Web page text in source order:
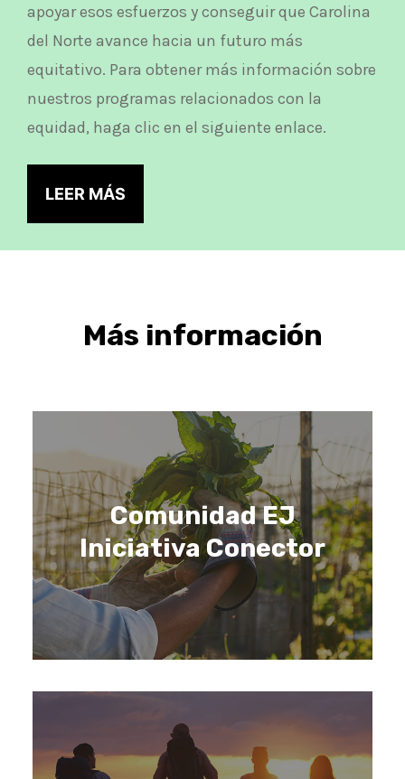
apoyar esos esfuerzos y conseguir que Carolina
del Norte avance hacia un futuro más
equitativo. Para obtener más información sobre
nuestros programas relacionados con la
equidad, haga clic en el siguiente enlace.
LEER MÁS
Más información
Comunidad EJ
Iniciativa Conector